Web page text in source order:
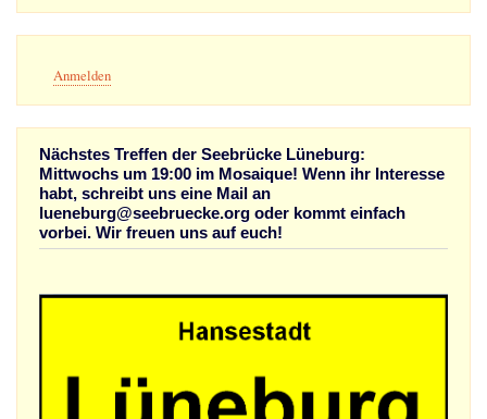
Anmelden
Nächstes Treffen der Seebrücke Lüneburg:
Mittwochs um 19:00 im Mosaique! Wenn ihr Interesse
habt, schreibt uns eine Mail an
lueneburg@seebruecke.org oder kommt einfach
vorbei. Wir freuen uns auf euch!